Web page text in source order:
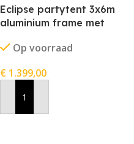
Eclipse partytent 3x6m
aluminium frame met
Op voorraad
€ 1.399,00
In Winkelwagen